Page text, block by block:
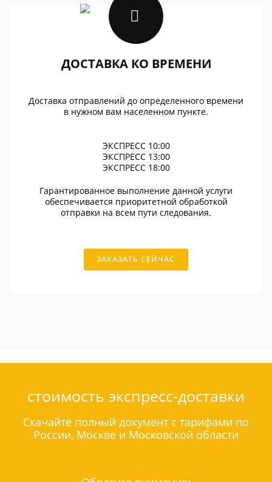
ДОСТАВКА КО ВРЕМЕНИ
Доставка отправлений до определенного времени
в нужном вам населенном пункте.
ЭКСПРЕСС 10:00
ЭКСПРЕСС 13:00
ЭКСПРЕСС 18:00
Гарантированное выполнение данной услуги
обеспечивается приоритетной обработкой
отправки на всем пути следования.
ЗАКАЗАТЬ СЕЙЧАС
стоимость экспресс-доставки
Скачайте полный документ с тарифами по
России, Москве и Московской области